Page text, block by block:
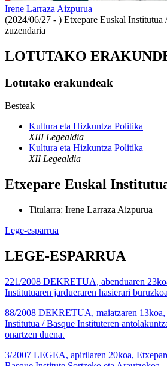
Irene Larraza Aizpurua
(2024/06/27 - ) Etxepare Euskal Institutua
zuzendaria
LOTUTAKO
Lotutako erakundeak
Besteak
Kultura eta Hizkuntza Politika
XIII Legealdia
Kultura eta Hizkuntza Politika
XII Legealdia
Etxepare Euskal
Titularra: Irene Larraza Aizpurua
Lege-esparrua
LEGE-ESPARRUA
221/2008 DEKRETUA, abenduaren
Institutuaren jardueraren hasierari
88/2008 DEKRETUA, maiatzaren 13koa,
Institutua / Basque Instituteren
onartzen duena.
3/2007 LEGEA, apirilaren 20koa,